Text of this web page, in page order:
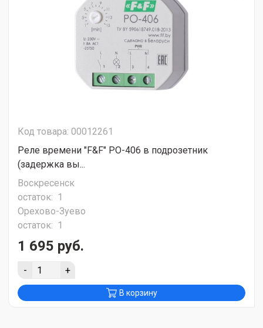
Код товара: 00012261
Реле времени "F&F" PO-406 в подрозетник
(задержка вы...
Воскресенск
остаток: 1
Орехово-Зуево
остаток: 1
1 695 руб.
- +
В корзину